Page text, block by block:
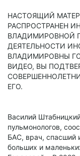
НАСТОЯЩИЙ
РАСПРОСТРАНЕН
ВЛАДИМИРОВНОЙ
ДЕЯТЕЛЬНОСТИ
ВЛАДИМИРОВНЫ
ВИДЕО, ВЫ
ЕГО.
Василий
пульмонологов,
БАС, врач, спасший
больших и